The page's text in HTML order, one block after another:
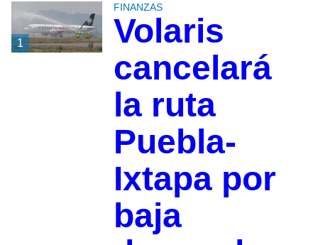
1
FINANZAS
Volaris
cancelará
la ruta
Puebla-
Ixtapa por
baja